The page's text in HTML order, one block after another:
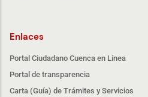
Enlaces
Portal Ciudadano Cuenca en Línea
Portal de transparencia
Carta (Guía) de Trámites y Servicios